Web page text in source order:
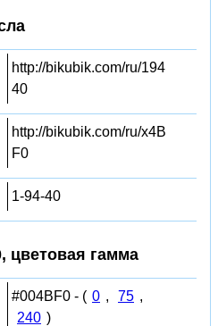
http://bikubik.com/ru/194
40
http://bikubik.com/ru/x4B
F0
1-94-40
цветовая гамма
#004BF0 - ( 0 , 75 ,
240 )